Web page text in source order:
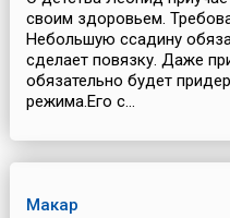
своим здоровьем.
Небольшую ссадину
сделает повязку. Даже
обязательно будет
режима.Его с...
Макар